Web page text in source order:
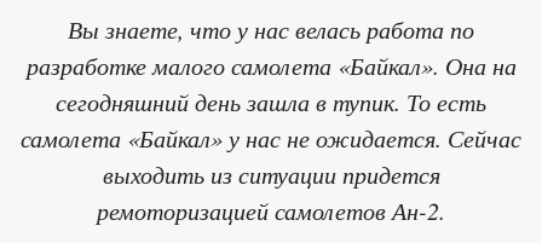
Вы знаете, что у нас велась работа по
разработке малого самолета «Байкал». Она на
сегодняшний день зашла в тупик. То есть
самолета «Байкал» у нас не ожидается. Сейчас
выходить из ситуации придется
ремоторизацией самолетов Ан-2.